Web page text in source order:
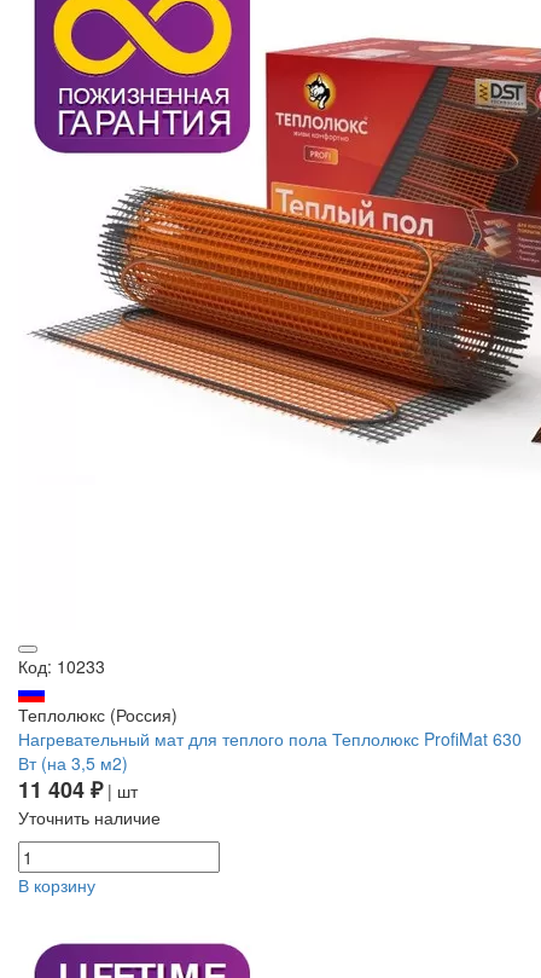
Код: 10233
Теплолюкс (Россия)
Нагревательный мат для теплого пола Теплолюкс ProfiMat 630
Вт (на 3,5 м2)
11 404 ₽| шт
Уточнить наличие
В корзину